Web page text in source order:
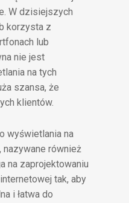
W dzisiejszych
korzysta z
lub
nie jest
na tych
szansa, że
klientów.
wyświetlania na
nazywane również
na zaprojektowaniu
tak, aby
i łatwa do